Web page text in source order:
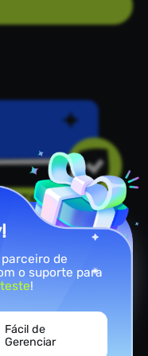
Proxies
de
o suporte para
!
Fácil de
Gerenciar